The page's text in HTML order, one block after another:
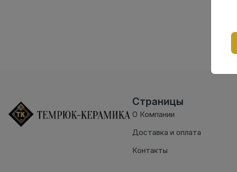
Страницы
О Компании
Доставка и оплата
Контакты